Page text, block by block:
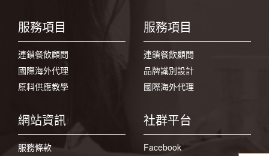
服務項目
連鎖餐飲顧問
國際海外代理
原料供應教學
服務項目
連鎖餐飲顧問
品牌識別設計
國際海外代理
網站資訊
服務條款
社群平台
Facebook